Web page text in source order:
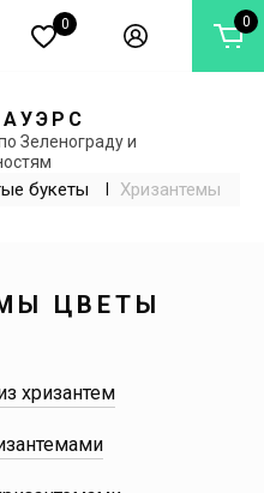
0
0
Зеленограду и
букеты | Хризантемы
ЦВЕТЫ
хризантем